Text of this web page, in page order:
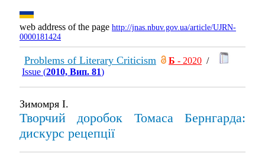
web address of the page http://jnas.nbuv.gov.ua/article/UJRN-
0000181424
Problems of Literary Criticism Б - 2020 /
Issue (2010, Вип. 81)
Зимомря І.
Творчий доробок Томаса Бернгарда:
дискурс рецепції